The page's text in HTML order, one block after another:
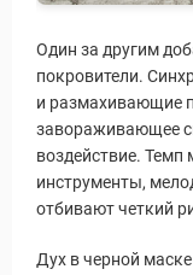
Один за другим
покровители.
и размахивающие
завораживающее
воздействие. Темп
инструменты,
отбивают четкий
Дух в черной